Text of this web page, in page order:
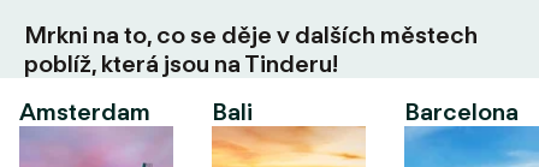
Mrkni na to, co se děje v dalších městech
poblíž, která jsou na Tinderu!
Amsterdam
Bali Barcelona